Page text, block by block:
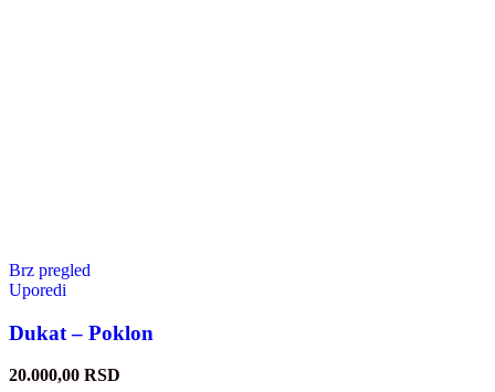
Brz pregled
Uporedi
Dukat – Poklon
20.000,00 RSD